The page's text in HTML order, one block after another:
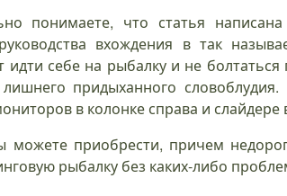
понимаете, что статья
руководства вхождения в так
идти себе на рыбалку и не
придыханного
в колонке справа и слайдере
приобрести, причем
рыбалку без каких-либо